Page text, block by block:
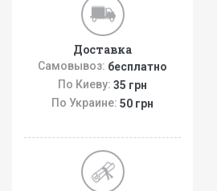
Доставка
Самовывоз: бесплатно
По Киеву: 35 грн
По Украине: 50 грн